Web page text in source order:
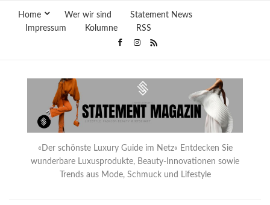
Home Wer wir sind
Statement News
Impressum
Kolumne RSS
«Der schönste Luxury Guide im Netz« Entdecken Sie
wunderbare Luxusprodukte, Beauty-Innovationen sowie
Trends aus Mode, Schmuck und Lifestyle